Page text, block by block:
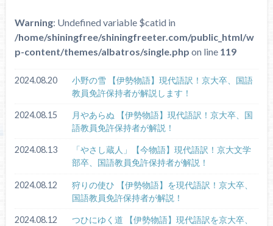
Warning: Undefined variable $catid in
/home/shiningfree/shiningfreeter.com/public_html/w
p-content/themes/albatros/single.php on line 119
2024.08.20
小野の雪 【伊勢物語】現代語訳！京大卒、国語
教員免許保持者が解説します！
2024.08.15
月やあらぬ 【伊勢物語】現代語訳！京大卒、国
語教員免許保持者が解説！
2024.08.13
「やさし蔵人」【今物語】現代語訳！京大文学
部卒、国語教員免許保持者が解説！
2024.08.12
狩りの使ひ 【伊勢物語】を現代語訳！京大卒、
国語教員免許保持者が解説！
2024.08.12
つひにゆく道 【伊勢物語】現代語訳を京大卒、